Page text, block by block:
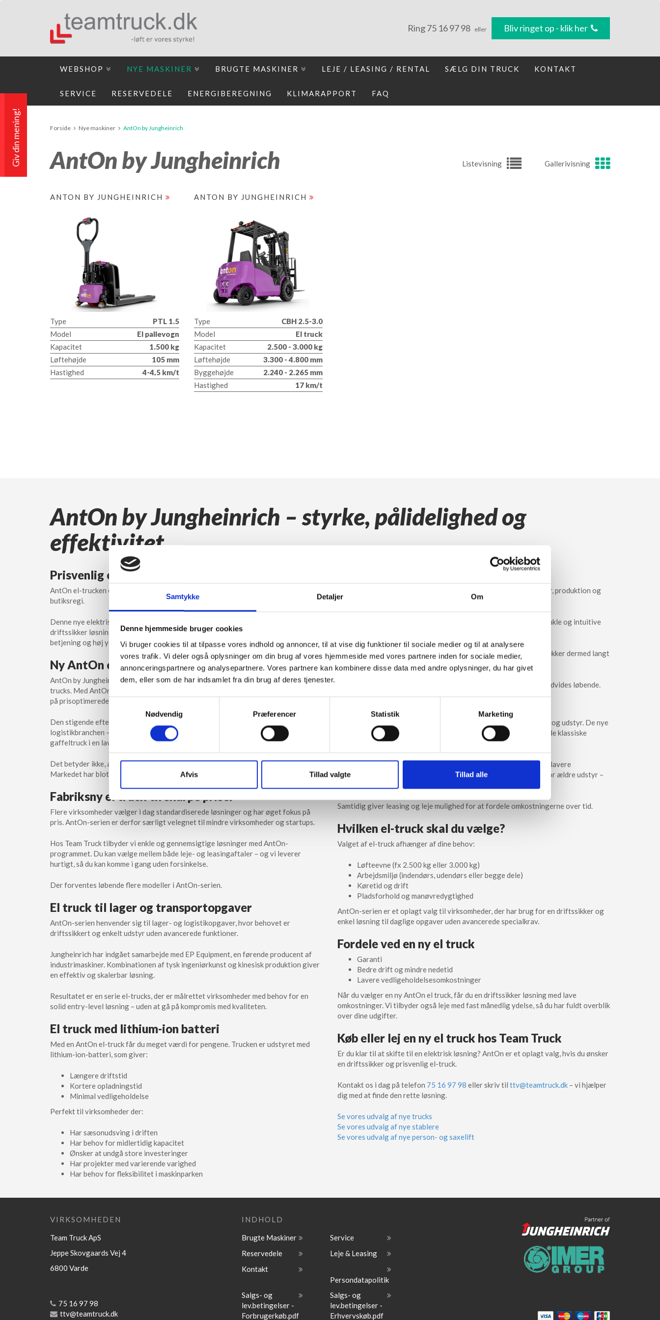
Samtykke Detaljer Om
Denne hjemmeside bruger cookies
Vi bruger cookies til at tilpasse vores indhold og annoncer, til at vise dig funktioner til sociale medier og til at analysere
vores trafik. Vi deler også oplysninger om din brug af vores hjemmeside med vores partnere inden for sociale medier,
annonceringspartnere og analysepartnere. Vores partnere kan kombinere disse data med andre oplysninger, du har givet
dem, eller som de har indsamlet fra din brug af deres tjenester.
Nødvendig
Præferencer Statistik Marketing
Afvis Tillad valgte Tillad alle
Ring75 16 97 98 eller Bliv ringet op - klik her
WEBSHOP NYE MASKINER BRUGTE MASKINER LEJE / LEASING / RENTAL SÆLG DIN TRUCK KONTAKT
SERVICE RESERVEDELE ENERGIBEREGNING KLIMARAPPORT FAQ
Forside Nye maskiner AntOn by Jungheinrich
AntOn by Jungheinrich Gallerivisning
Listevisning
ANTON BY JUNGHEINRICH
Type
PTL 1.5
Model
El pallevogn
Kapacitet
1.500 kg
Løftehøjde
105 mm
Hastighed
4-4,5 km/t
ANTON BY JUNGHEINRICH
Type
CBH 2.5-3.0
Model
El truck
Kapacitet
2.500 - 3.000 kg
Løftehøjde
3.300 - 4.800 mm
Byggehøjde
2.240 - 2.265 mm
Hastighed
17 km/t
AntOn by Jungheinrich – styrke, pålidelighed og
effektivitet
Prisvenlig el-truck til lager og industri
AntOn el-trucken er landet! En alsidig el-truck (el truck) til lager, udendørs brug og
butiksregi.
Denne nye elektriske gaffeltruck er udviklet til virksomheder, der ønsker en
driftssikker løsning til en skarp pris. AntOn-serien kombinerer funktionalitet, enkel
betjening og høj ydeevne i én kompakt løsning.
Ny AntOn el truck fra Jungheinrich
AntOn by Jungheinrich adskiller sig visuelt fra de traditionelle gule Jungheinrich-
trucks. Med AntOn-serien bevæger Jungheinrich sig ind i et nyt segment med fokus
på prisoptimerede løsninger.
Den stigende efterspørgsel på omkostningseffektive løsninger – særligt i
logistikbranchen – stiller nye krav til markedet. Her leverer Jungheinrich en elektrisk
gaffeltruck i en lavere prisklasse uden at gå på kompromis med driftssikkerheden.
Det betyder ikke, at de klassiske Jungheinrich-modeller er udfaset – tværtimod.
Markedet har blot behov for flere valgmuligheder i forskellige prisklasser.
Fabriksny el truck til skarpe priser
Flere virksomheder vælger i dag standardiserede løsninger og har øget fokus på
pris. AntOn-serien er derfor særligt velegnet til mindre virksomheder og startups.
Hos Team Truck tilbyder vi enkle og gennemsigtige løsninger med AntOn-
programmet. Du kan vælge mellem både leje- og leasingaftaler – og vi leverer
hurtigt, så du kan komme i gang uden forsinkelse.
Der forventes løbende flere modeller i AntOn-serien.
El truck til lager og transportopgaver
AntOn-serien henvender sig til lager- og logistikopgaver, hvor behovet er
driftssikkert og enkelt udstyr uden avancerede funktioner.
Jungheinrich har indgået samarbejde med EP Equipment, en førende producent af
industrimaskiner. Kombinationen af tysk ingeniørkunst og kinesisk produktion giver
en effektiv og skalerbar løsning.
Resultatet er en serie el-trucks, der er målrettet virksomheder med behov for en
solid entry-level løsning – uden at gå på kompromis med kvaliteten.
El truck med lithium-ion batteri
Med en AntOn el-truck får du meget værdi for pengene. Trucken er udstyret med
lithium-ion-batteri, som giver:
Længere driftstid
Kortere opladningstid
Minimal vedligeholdelse
Perfekt til virksomheder der:
Har sæsonudsving i driften
Har behov for midlertidig kapacitet
Ønsker at undgå store investeringer
Har projekter med varierende varighed
Har behov for fleksibilitet i maskinparken
AntOn by Jungheinrich er robust bygget og velegnet til både lager, produktion og
udendørs brug.
Truckene fås med lukket kabine og varme for øget komfort. Den enkle og intuitive
Modellerne fås med en løfteevne på 2.500 kg eller 3.000 kg og dækker dermed langt
de fleste daglige behov.
i AntOn-serien, og sortimentet udvides løbende.
Prisen på en el-truck varierer afhængigt af løfteevne, batteritype og udstyr. De nye
el trucks fra AntOn by Jungheinrich er et prisvenligt alternativ til de klassiske
AntOn er udviklet til virksomheder, der ønsker en ny el-truck til en lavere
investering. Det betyder, at mange kan vælge en ny løsning fremfor ældre udstyr –
Samtidig giver leasing og leje mulighed for at fordele omkostningerne over tid.
Hvilken el-truck skal du vælge?
Valget af el-truck afhænger af dine behov:
Løfteevne (fx 2.500 kg eller 3.000 kg)
Arbejdsmiljø (indendørs, udendørs eller begge dele)
Køretid og drift
Pladsforhold og manøvredygtighed
AntOn-serien er et oplagt valg til virksomheder, der har brug for en driftssikker og
enkel løsning til daglige opgaver uden avancerede specialkrav.
Fordele ved en ny el truck
Garanti
Bedre drift og mindre nedetid
Lavere vedligeholdelsesomkostninger
Når du vælger en ny AntOn el truck, får du en driftssikker løsning med lave
omkostninger. Vi tilbyder også leje med fast månedlig ydelse, så du har fuldt overblik
over dine udgifter.
Køb eller lej en ny el truck hos Team Truck
Er du klar til at skifte til en elektrisk løsning? AntOn er et oplagt valg, hvis du ønsker
en driftssikker og prisvenlig el-truck.
Kontakt os i dag på telefon 75 16 97 98 eller skriv til ttv@teamtruck.dk – vi hjælper
dig med at finde den rette løsning.
Se vores udvalg af nye trucks
Se vores udvalg af nye stablere
Se vores udvalg af nye person- og saxelift
VIRKSOMHEDEN
Team Truck ApS
Jeppe Skovgaards Vej 4
6800 Varde
75 16 97 98
ttv@teamtruck.dk
INDHOLD
Brugte Maskiner
Service
Reservedele
Leje & Leasing
Kontakt
Persondatapolitik
Salgs- og
lev.betingelser -
Forbrugerkøb.pdf
Salgs- og
lev.betingelser -
Erhvervskøb.pdf
Giv din mening!